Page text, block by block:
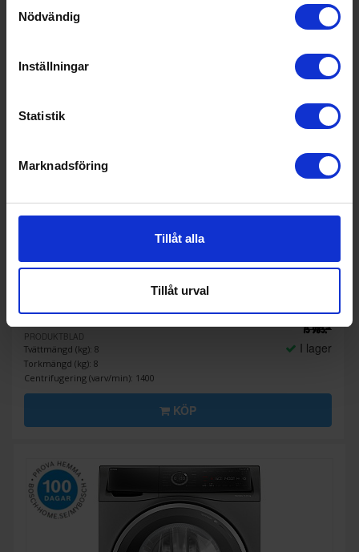
Nödvändig
Inställningar
Statistik
Marknadsföring
Tillåt alla
Tillåt urval
32%
Paket tvättmaskin och torktumlare
GramWDE 7181492BI - TLS 785392BI,
↑
A
PRODUKTBLAD
Tvättmängd (kg): 8
Torkmängd (kg): 8
Centrifugering (varv/min): 1400
10 790:-
15 985:-
I lager
KÖP